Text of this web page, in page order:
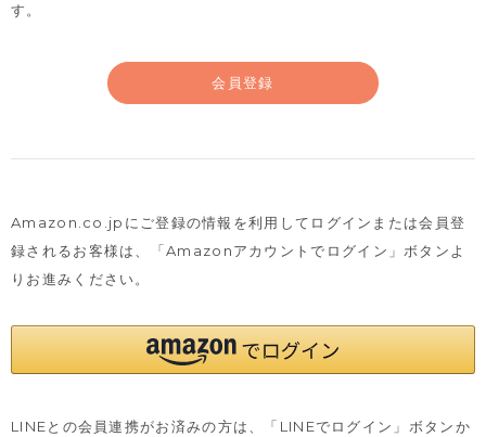
す。
会員登録
Amazon.co.jpにご登録の情報を利用してログインまたは会員登
録されるお客様は、
「Amazonアカウントでログイン」ボタンよ
りお進みください。
LINEとの会員連携がお済みの方は、「LINEでログイン」ボタンか